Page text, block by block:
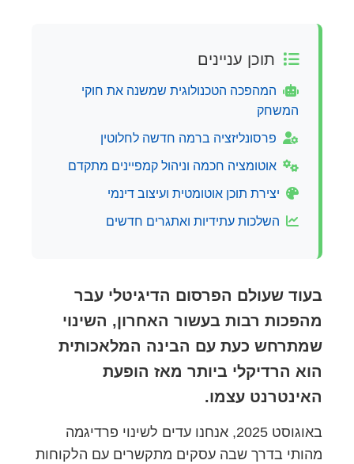
תוכן עניינים
המהפכה הטכנולוגית שמשנה את חוקי
המשחק
פרסונליזציה ברמה חדשה לחלוטין
אוטומציה חכמה וניהול קמפיינים מתקדם
יצירת תוכן אוטומטית ועיצוב דינמי
השלכות עתידיות ואתגרים חדשים
בעוד שעולם הפרסום הדיגיטלי עבר
מהפכות רבות בעשור האחרון, השינוי
שמתרחש כעת עם הבינה המלאכותית
הוא הרדיקלי ביותר מאז הופעת
האינטרנט עצמו.
באוגוסט 2025, אנחנו עדים לשינוי פרדיגמה
מהותי בדרך שבה עסקים מתקשרים עם הלקוחות